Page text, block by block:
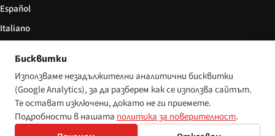
Español
Italiano
© 2026 Disability World. Всички права запазени. Настройки за бисквитки
Бисквитки
Използваме незадължителни аналитични бисквитки
(Google Analytics), за да разберем как се използва сайтът.
Те остават изключени, докато не ги приемете.
Подробности в нашата политика за поверителност.